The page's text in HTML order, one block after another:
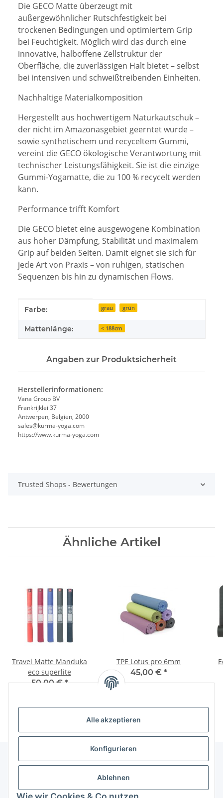
Alle akzeptieren
Konfigurieren
Ablehnen
Die GECO Matte überzeugt mit
außergewöhnlicher Rutschfestigkeit bei
trockenen Bedingungen und optimiertem Grip
bei Feuchtigkeit. Möglich wird das durch eine
innovative, halboffene Zellstruktur der
Oberfläche, die zuverlässigen Halt bietet – selbst
bei intensiven und schweißtreibenden Einheiten.
Nachhaltige Materialkomposition
Hergestellt aus hochwertigem Naturkautschuk –
der nicht im Amazonasgebiet geerntet wurde –
sowie synthetischem und recyceltem Gummi,
vereint die GECO ökologische Verantwortung mit
technischer Leistungsfähigkeit. Sie ist die einzige
Gummi-Yogamatte, die zu 100 % recycelt werden
kann.
Performance trifft Komfort
Die GECO bietet eine ausgewogene Kombination
aus hoher Dämpfung, Stabilität und maximalem
Grip auf beiden Seiten. Damit eignet sie sich für
jede Art von Praxis – von ruhigen, statischen
Sequenzen bis hin zu dynamischen Flows.
Produkteigenschaft
Wert
Farbe: grau grün
Mattenlänge: < 188cm
Angaben zur Produktsicherheit
Herstellerinformationen:
Vana Group BV
Frankrijklei 37
Antwerpen, Belgien, 2000
sales@kurma-yoga.com
https://www.kurma-yoga.com
Trusted Shops - Bewertungen
Ähnliche Artikel
Travel Matte Manduka
eco superlite
50,00 €*
TPE Lotus pro 6mm
45,00 € *
Informationen